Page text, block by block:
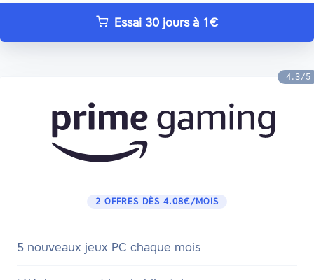
Essai 30 jours à 1€
4.3/5
2 OFFRES DÈS 4.08€/MOIS
5 nouveaux jeux PC chaque mois